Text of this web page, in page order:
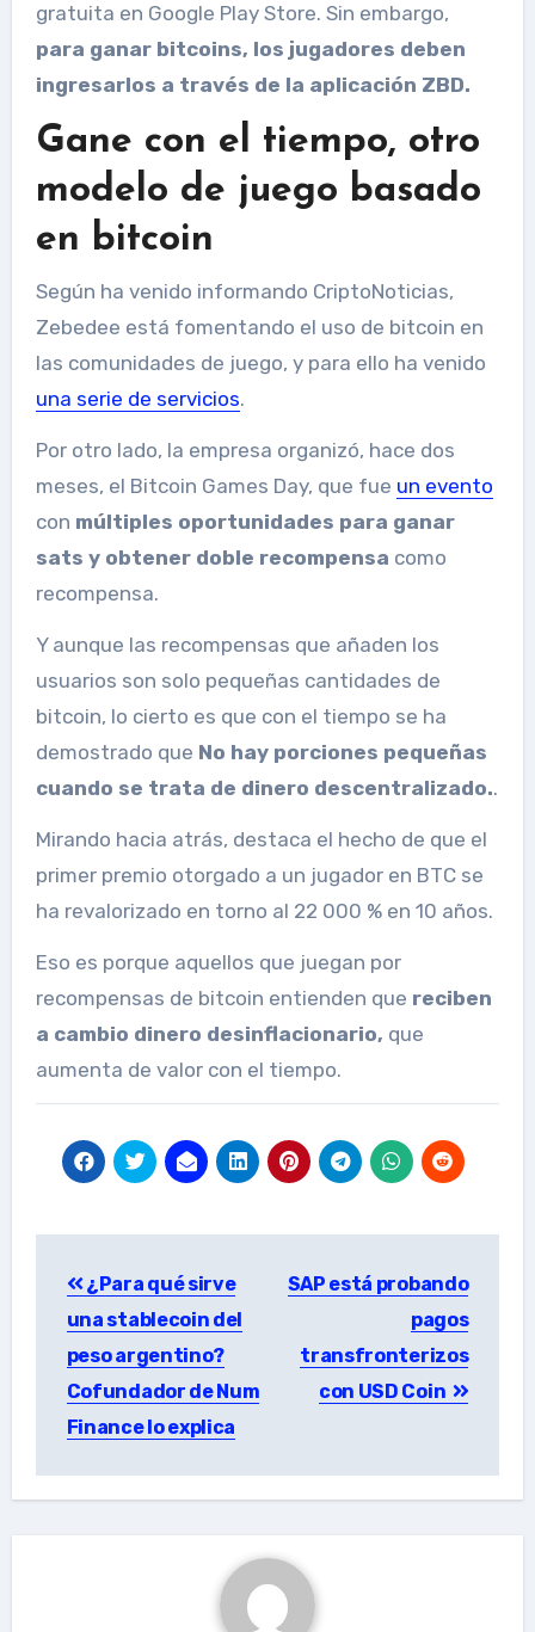
gratuita en Google Play Store. Sin embargo,
para ganar bitcoins, los jugadores deben
ingresarlos a través de la aplicación ZBD.
Gane con el tiempo, otro
modelo de juego basado
en bitcoin
Según ha venido informando CriptoNoticias,
Zebedee está fomentando el uso de bitcoin en
las comunidades de juego, y para ello ha venido
una serie de servicios.
Por otro lado, la empresa organizó, hace dos
meses, el Bitcoin Games Day, que fue un evento
con múltiples oportunidades para ganar
sats y obtener doble recompensa como
recompensa.
Y aunque las recompensas que añaden los
usuarios son solo pequeñas cantidades de
bitcoin, lo cierto es que con el tiempo se ha
demostrado que No hay porciones pequeñas
cuando se trata de dinero descentralizado..
Mirando hacia atrás, destaca el hecho de que el
primer premio otorgado a un jugador en BTC se
ha revalorizado en torno al 22 000 % en 10 años.
Eso es porque aquellos que juegan por
recompensas de bitcoin entienden que reciben
a cambio dinero desinflacionario, que
aumenta de valor con el tiempo.
navigation
¿Para qué sirve
una stablecoin del
peso argentino?
Cofundador de Num
Finance lo explica
SAP está probando
pagos
transfronterizos
con USD Coin